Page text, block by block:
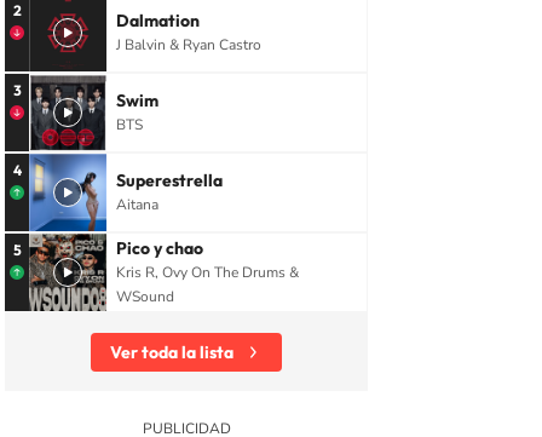
2 Dalmation
J Balvin & Ryan Castro
3 Swim
BTS
4 Superestrella
Aitana
5 Pico y chao
Kris R, Ovy On The Drums &
WSound
Ver toda la lista